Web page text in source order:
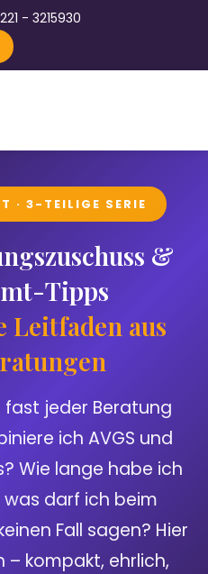
- 3215930
· 3-TEILIGE SERIE
&
Tipps
Leitfaden aus
fast jeder Beratung
ich AVGS und
Wie lange habe ich
was darf ich beim
Fall sagen? Hier
kompakt, ehrlich,